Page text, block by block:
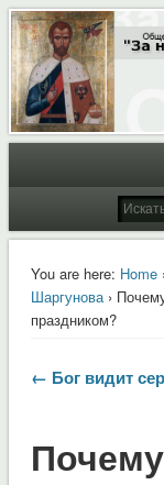
Moral.Ru
Общественный Комитет
You are here: Home›
Шаргунова›
праздником?
← Бог видит